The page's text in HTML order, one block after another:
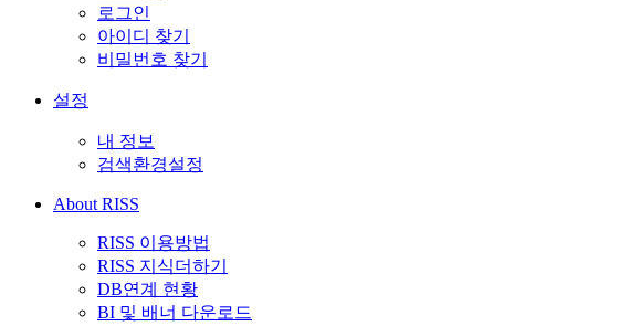
로그인
아이디 찾기
비밀번호 찾기
설정
내 정보
검색환경설정
About RISS
RISS 이용방법
RISS 지식더하기
DB연계 현황
BI 및 배너 다운로드